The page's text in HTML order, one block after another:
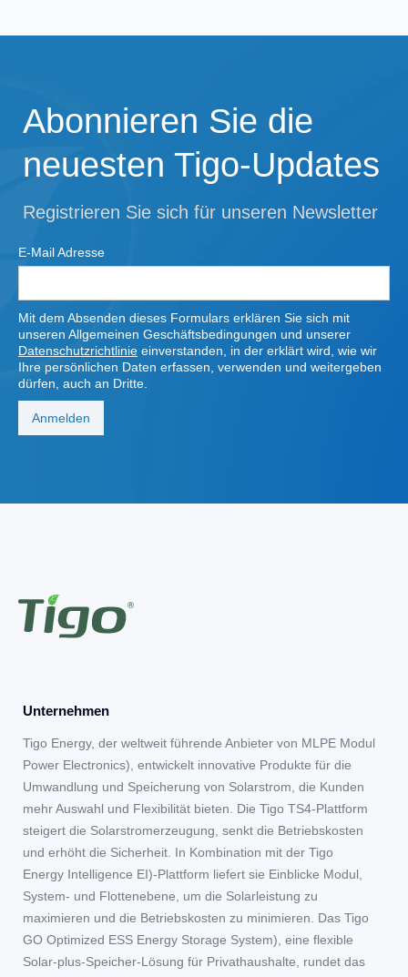
Abonnieren Sie die
neuesten Tigo-Updates
Registrieren Sie sich für unseren Newsletter
E-Mail Adresse
Mit dem Absenden dieses Formulars erklären Sie sich mit
unseren Allgemeinen Geschäftsbedingungen und unserer
Datenschutzrichtlinie einverstanden, in der erklärt wird, wie wir
Ihre persönlichen Daten erfassen, verwenden und weitergeben
dürfen, auch an Dritte.
Unternehmen
Tigo Energy, der weltweit führende Anbieter von MLPE Modul
Power Electronics), entwickelt innovative Produkte für die
Umwandlung und Speicherung von Solarstrom, die Kunden
mehr Auswahl und Flexibilität bieten. Die Tigo TS4-Plattform
steigert die Solarstromerzeugung, senkt die Betriebskosten
und erhöht die Sicherheit. In Kombination mit der Tigo
Energy Intelligence EI)-Plattform liefert sie Einblicke Modul,
System- und Flottenebene, um die Solarleistung zu
maximieren und die Betriebskosten zu minimieren. Das Tigo
GO Optimized ESS Energy Storage System), eine flexible
Solar-plus-Speicher-Lösung für Privathaushalte, rundet das